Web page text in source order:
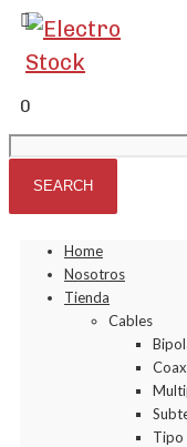
0
Home
Nosotros
Tienda
Cables
Tipo